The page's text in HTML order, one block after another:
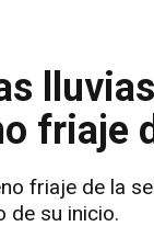
friaje
friaje de la
de su inicio.